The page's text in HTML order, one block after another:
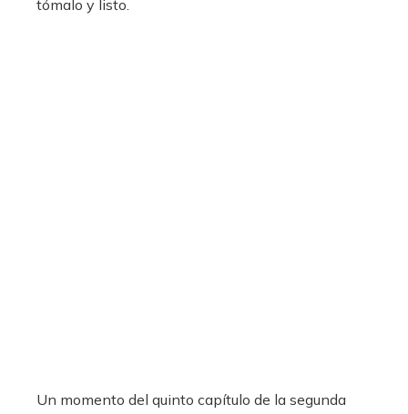
tómalo y listo.
Un momento del quinto capítulo de la segunda